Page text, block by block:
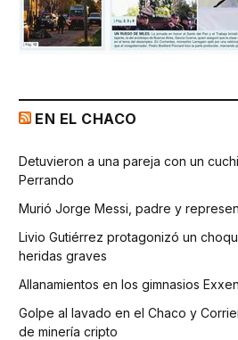
EN EL CHACO
Detuvieron a una pareja con un
Perrando
Murió Jorge Messi, padre y
Livio Gutiérrez protagonizó un
heridas graves
Allanamientos en los gimnasios
Golpe al lavado en el Chaco y
de minería cripto